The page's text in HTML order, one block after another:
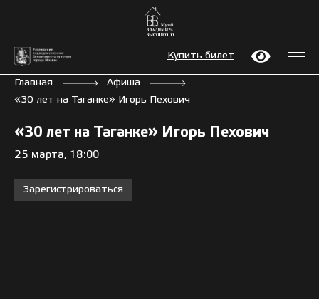
Купить билет
Главная
Афиша
«30 лет на Таганке» Игорь Пехович
«30 лет на Таганке» Игорь Пехович
25 марта, 18:00
Зарегистрироваться